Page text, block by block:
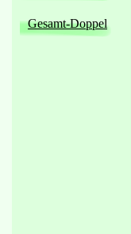
Gesamt-Doppel